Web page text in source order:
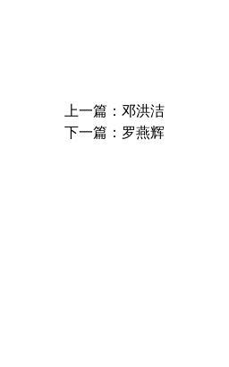
上一篇：邓洪洁
下一篇：罗燕辉